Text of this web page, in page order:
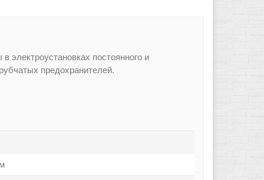
электроустановках постоянного и
предохранителей.